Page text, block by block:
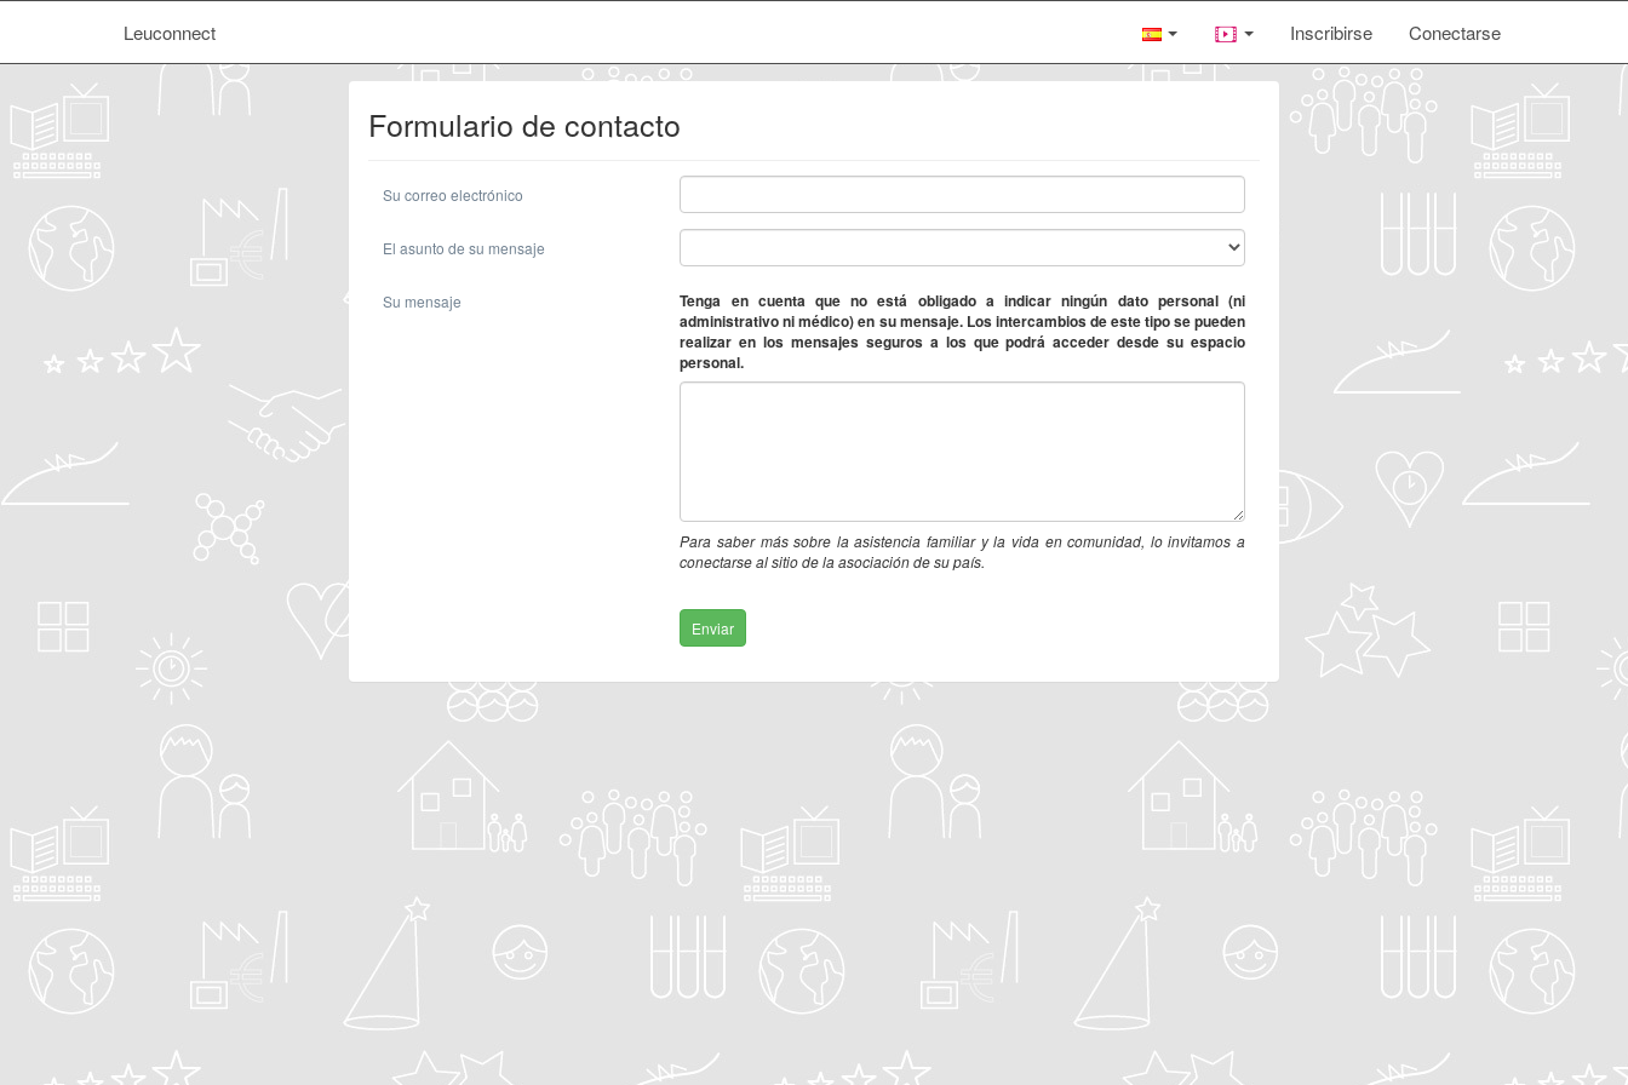
Leuconnect Inscribirse Conectarse
Formulario de contacto
Su correo electrónico
El asunto de su mensaje
Su mensaje
Tenga en cuenta que no está obligado a indicar ningún dato personal (ni
administrativo ni médico) en su mensaje. Los intercambios de este tipo se pueden
realizar en los mensajes seguros a los que podrá acceder desde su espacio
personal.
Para saber más sobre la asistencia familiar y la vida en comunidad, lo invitamos a
conectarse al sitio de la asociación de su país.
Enviar